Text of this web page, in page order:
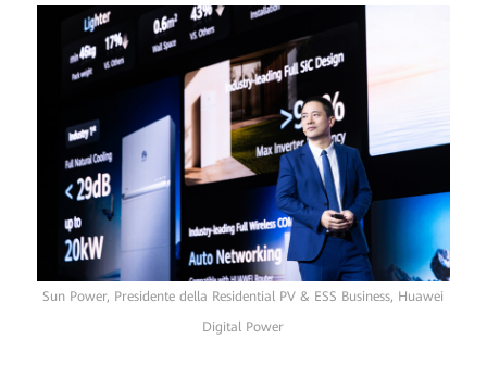
Sun Power, Presidente della Residential PV & ESS Business, Huawei
Digital Power